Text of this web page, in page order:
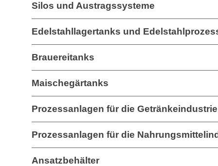
Silos und Austragssysteme
Edelstahllagertanks und
Brauereitanks
Maischegärtanks
Prozessanlagen für die Getränkeindustrie
Prozessanlagen für die
Ansatzbehälter